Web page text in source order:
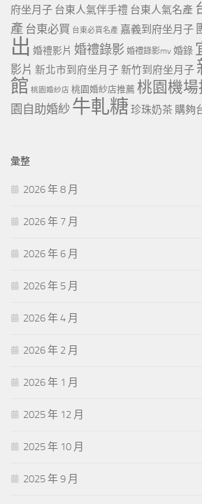
府坐月子 台東人氣伴手禮 台東人氣名產
產 台東必買 台東必買名產 嘉義到府坐月子
出 婚禮影片 婚禮錄影 婚禮錄影mv 婚錄
影片 新北市到府坐月子 新竹到府坐月子
館 桃園婚紗店 桃園婚紗店推薦 桃園機場
園自助婚紗 牛軋糖 珍珠奶茶 購夠
彙整
2026 年 8 月
2026 年 7 月
2026 年 6 月
2026 年 5 月
2026 年 4 月
2026 年 2 月
2026 年 1 月
2025 年 12 月
2025 年 10 月
2025 年 9 月